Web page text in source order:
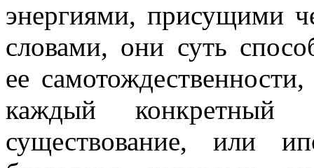
энергиями, присущими
словами, они суть
ее
каждый конкретный
существование, или